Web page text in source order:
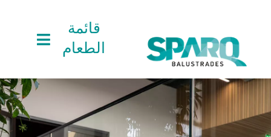
content
قائمة
الطعام
المنتجات
المنتجات